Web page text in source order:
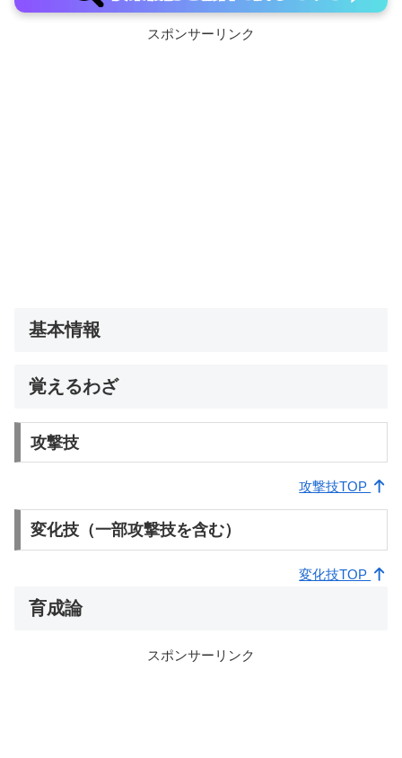
スポンサーリンク
基本情報
覚えるわざ
攻撃技
攻撃技TOP
変化技（一部攻撃技を含む）
変化技TOP
育成論
スポンサーリンク